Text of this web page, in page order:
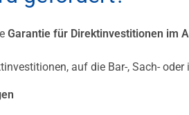
Garantie für Direktinvestitionen im
auf die Bar-, Sach-